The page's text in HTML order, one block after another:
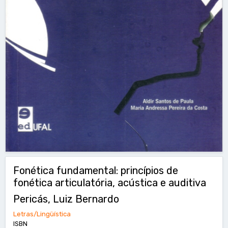
Fonética fundamental: princípios de
fonética articulatória, acústica e auditiva
Pericás, Luiz Bernardo
Letras/Lingüística
ISBN